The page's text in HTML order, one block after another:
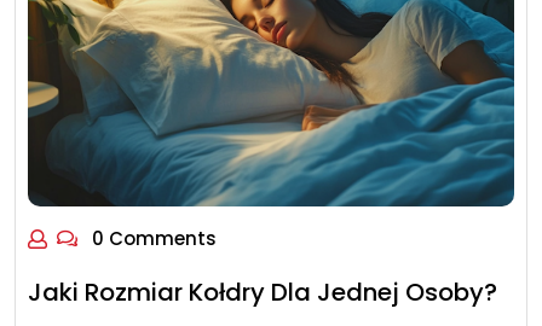
0 Comments
Jaki Rozmiar Kołdry Dla Jednej Osoby?